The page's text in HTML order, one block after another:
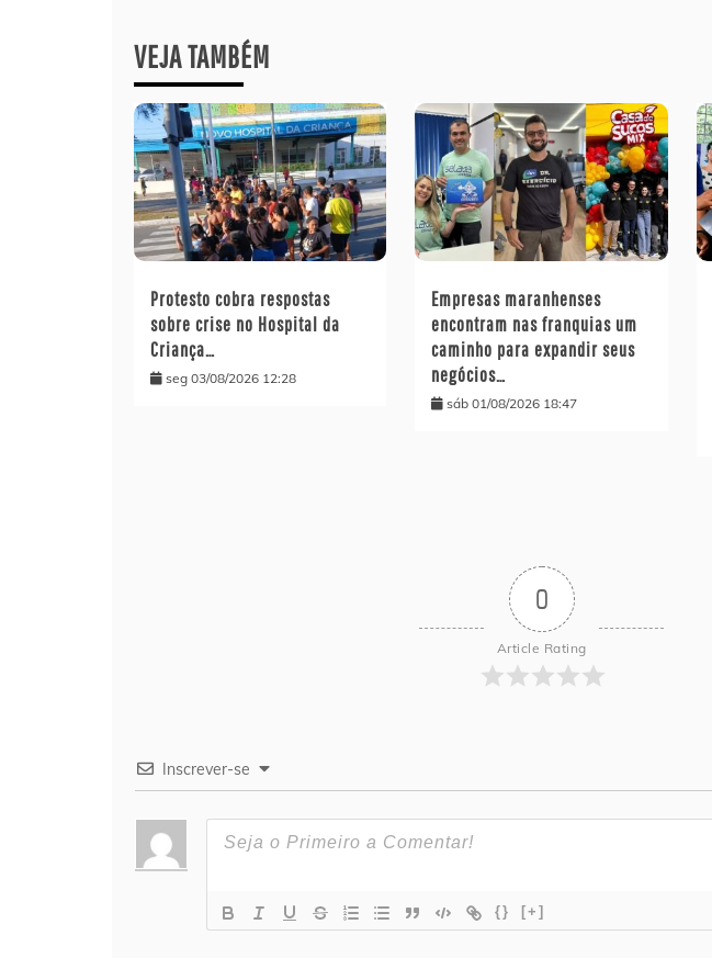
VEJA TAMBÉM
Protesto cobra respostas
sobre crise no Hospital da
Criança…
seg 03/08/2026 12:28
Empresas maranhenses
encontram nas franquias um
caminho para expandir seus
negócios…
sáb 01/08/2026 18:47
0
Article Rating
Inscrever-se
{} [+]